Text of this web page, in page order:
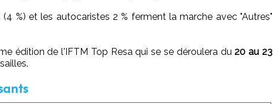
%) et les autocaristes 2 % ferment la marche avec "Autres"
édition de l'IFTM Top Resa qui se se déroulera du 20 au 23